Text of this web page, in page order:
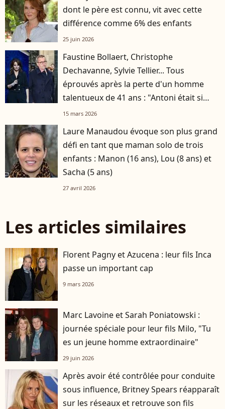
dont le père est connu, vit avec cette
différence comme 6% des enfants
25 juin 2026
Faustine Bollaert, Christophe
Dechavanne, Sylvie Tellier... Tous
éprouvés après la perte d'un homme
talentueux de 41 ans : "Antoni était si
solaire, si drôle"
15 mars 2026
Laure Manaudou évoque son plus grand
défi en tant que maman solo de trois
enfants : Manon (16 ans), Lou (8 ans) et
Sacha (5 ans)
27 avril 2026
Les articles similaires
Florent Pagny et Azucena : leur fils Inca
passe un important cap
9 mars 2026
Marc Lavoine et Sarah Poniatowski :
journée spéciale pour leur fils Milo, "Tu
es un jeune homme extraordinaire"
29 juin 2026
Après avoir été contrôlée pour conduite
sous influence, Britney Spears réapparaît
sur les réseaux et retrouve son fils